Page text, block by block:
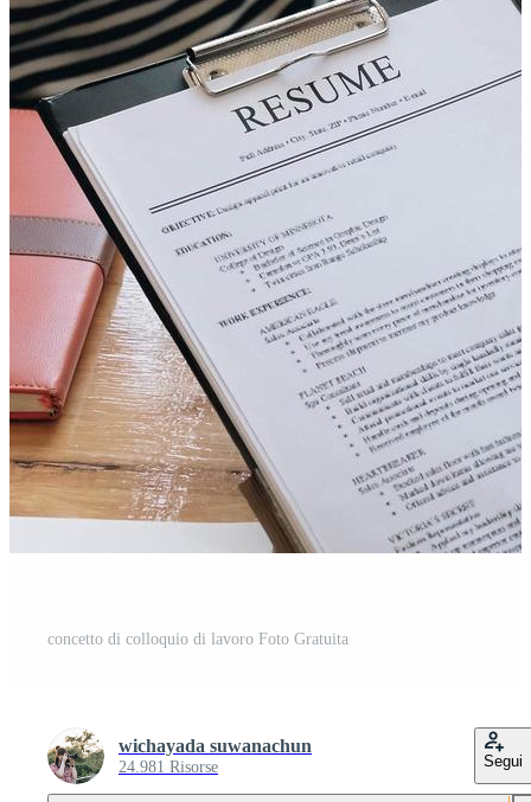
concetto di colloquio di lavoro Foto Gratuita
wichayada suwanachun
24.981 Risorse Segui